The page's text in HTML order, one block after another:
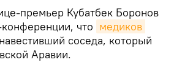
премьер Кубатбек Боронов
что медиков
соседа, который
Аравии.